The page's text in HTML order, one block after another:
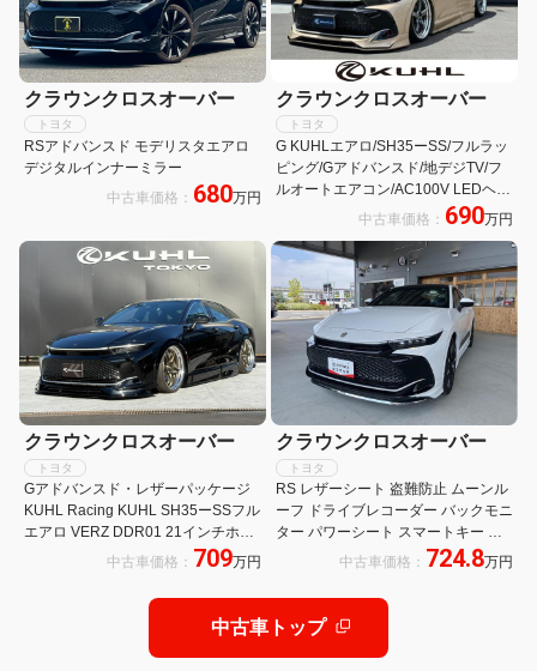
クラウンクロスオーバー
トヨタ
RSアドバンスド モデリスタエアロ
デジタルインナーミラー
中古車価格： 680万円
クラウンクロスオーバー
トヨタ
G KUHLエアロ/SH35ーSS/フルラッ
ピング/Gアドバンスド/地デジTV/フ
ルオートエアコン/AC100V LEDヘッ
ドライト/パワーシート/バックモニタ
中古車価格： 690万円
クラウンクロスオーバー
トヨタ
Gアドバンスド・レザーパッケージ
KUHL Racing KUHL SH35ーSSフル
エアロ VERZ DDR01 21インチホイ
ール 1BLITZ車高調 12.3インチHDデ
中古車価格： 709万円
クラウンクロスオーバー
トヨタ
RS レザーシート 盗難防止 ムーンル
ーフ ドライブレコーダー バックモニ
ター パワーシート スマートキー ク
ルーズコントロール ナビ&TV フルオ
軽減ブレーキ キーレス
中古車価格： 724.8万円
中古車トップ